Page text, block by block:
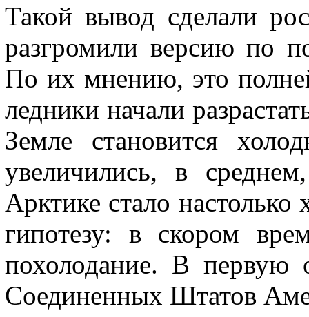
Такой вывод сделали
разгромили версию по
По их мнению, это
ледники начали
Земле становится
увеличились, в
Арктике стало
гипотезу: в скором
похолодание. В первую
Соединенных Штатов